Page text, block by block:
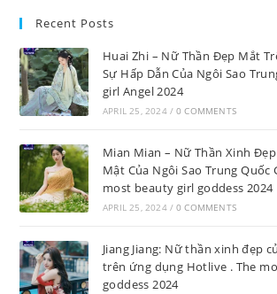
Recent Posts
Huai Zhi – Nữ Thần Đẹp Mắt
Sự Hấp Dẫn Của Ngôi Sao
girl Angel 2024
APRIL 25, 2024 / 0 COMMENTS
Mian Mian – Nữ Thần Xinh
Mật Của Ngôi Sao Trung Quốc
most beauty girl goddess 2024
APRIL 25, 2024 / 0 COMMENTS
Jiang Jiang: Nữ thần xinh đẹp
trên ứng dụng Hotlive . The
goddess 2024